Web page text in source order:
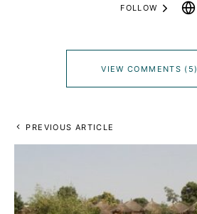
FOLLOW
VIEW COMMENTS (5)
PREVIOUS ARTICLE